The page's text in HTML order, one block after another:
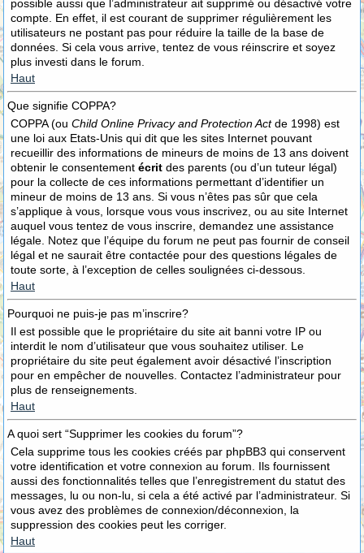
possible aussi que l’administrateur ait supprimé ou désactivé votre
compte. En effet, il est courant de supprimer régulièrement les
utilisateurs ne postant pas pour réduire la taille de la base de
données. Si cela vous arrive, tentez de vous réinscrire et soyez
plus investi dans le forum.
Haut
Que signifie COPPA?
COPPA (ou Child Online Privacy and Protection Actde 1998) est
une loi aux Etats-Unis qui dit que les sites Internet pouvant
recueillir des informations de mineurs de moins de 13 ans doivent
obtenir le consentement écrit des parents (ou d’un tuteur légal)
pour la collecte de ces informations permettant d’identifier un
mineur de moins de 13 ans. Si vous n’êtes pas sûr que cela
s’applique à vous, lorsque vous vous inscrivez, ou au site Internet
auquel vous tentez de vous inscrire, demandez une assistance
légale. Notez que l’équipe du forum ne peut pas fournir de conseil
légal et ne saurait être contactée pour des questions légales de
toute sorte, à l’exception de celles soulignées ci-dessous.
Haut
Pourquoi ne puis-je pas m’inscrire?
Il est possible que le propriétaire du site ait banni votre IP ou
interdit le nom d’utilisateur que vous souhaitez utiliser. Le
propriétaire du site peut également avoir désactivé l’inscription
pour en empêcher de nouvelles. Contactez l’administrateur pour
plus de renseignements.
Haut
A quoi sert “Supprimer les cookies du forum”?
Cela supprime tous les cookies créés par phpBB3 qui conservent
votre identification et votre connexion au forum. Ils fournissent
aussi des fonctionnalités telles que l’enregistrement du statut des
messages, lu ou non-lu, si cela a été activé par l’administrateur. Si
vous avez des problèmes de connexion/déconnexion, la
suppression des cookies peut les corriger.
Haut